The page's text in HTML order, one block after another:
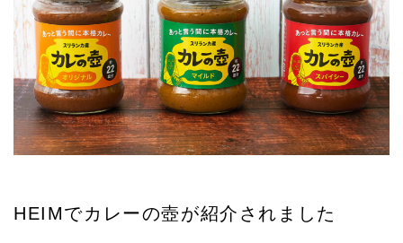
HEIMでカレーの壺が紹介されました